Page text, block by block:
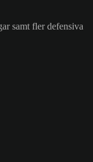
samt fler defensiva